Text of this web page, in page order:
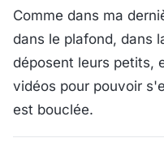
Comme dans ma
dans le plafond, dans
déposent leurs petits,
vidéos pour pouvoir
est bouclée.